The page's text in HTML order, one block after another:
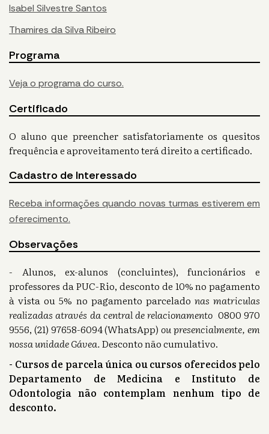
Isabel Silvestre Santos
Thamires da Silva Ribeiro
Programa
Veja o programa do curso.
Certificado
O aluno que preencher satisfatoriamente os quesitos
frequência e aproveitamento terá direito a certificado.
Cadastro de Interessado
Receba informações quando novas turmas estiverem em
oferecimento.
Observações
- Alunos, ex-alunos (concluintes), funcionários e
professores da PUC-Rio, desconto de 10% no pagamento
à vista ou 5% no pagamento parcelado nas matriculas
realizadas através da central de relacionamento 0800 970
9556, (21) 97658-6094 (WhatsApp)ou presencialmente, em
nossa unidade Gávea.Desconto não cumulativo.
- Cursos de parcela única ou cursos oferecidos pelo
Departamento de Medicina e Instituto de
Odontologia não contemplam nenhum tipo de
desconto.